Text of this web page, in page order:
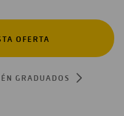
OFERTA
GRADUADOS